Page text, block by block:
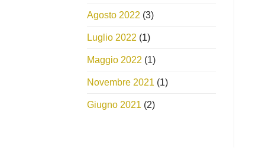
Agosto 2022 (3)
Luglio 2022 (1)
Maggio 2022 (1)
Novembre 2021 (1)
Giugno 2021 (2)